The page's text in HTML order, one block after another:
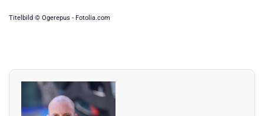
Titelbild © Ogerepus - Fotolia.com